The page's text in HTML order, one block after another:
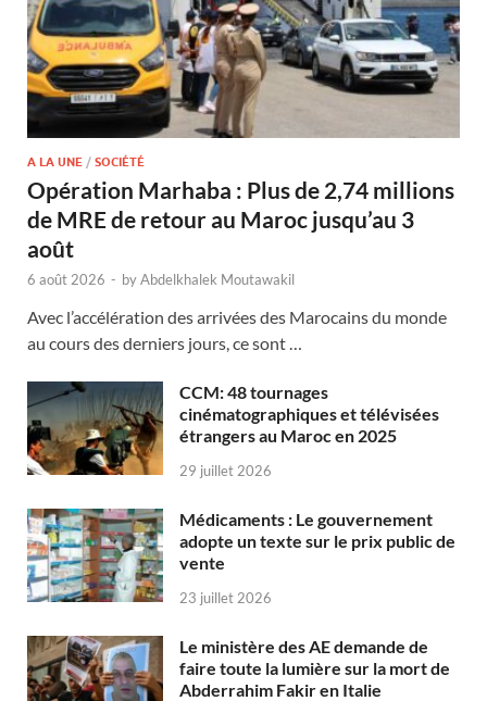
A LA UNE / SOCIÉTÉ
Opération Marhaba : Plus de 2,74 millions
de MRE de retour au Maroc jusqu’au 3
août
6 août 2026 - byAbdelkhalek Moutawakil
Avec l’accélération des arrivées des Marocains du monde
au cours des derniers jours, ce sont …
CCM: 48 tournages
cinématographiques et télévisées
étrangers au Maroc en 2025
29 juillet 2026
Médicaments : Le gouvernement
adopte un texte sur le prix public de
vente
23 juillet 2026
Le ministère des AE demande de
faire toute la lumière sur la mort de
Abderrahim Fakir en Italie